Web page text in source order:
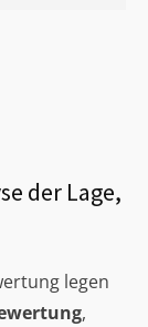
der Lage,
legen
,